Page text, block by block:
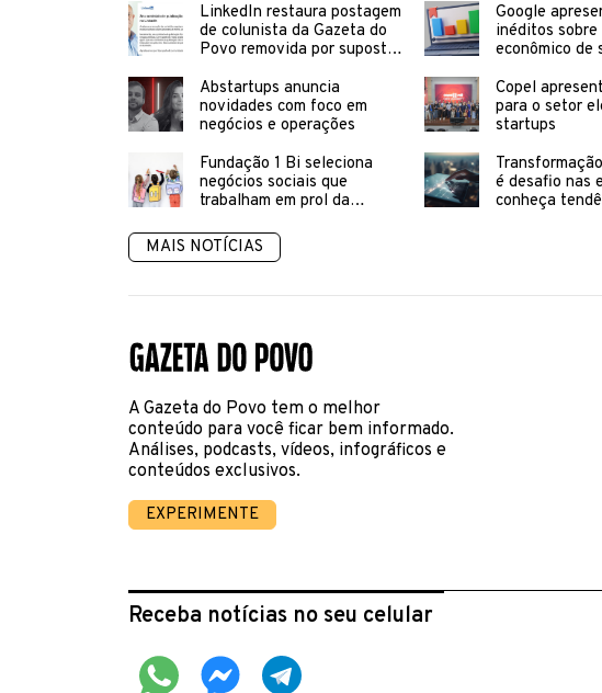
LinkedIn restaura postagem
de colunista da Gazeta do
Povo removida por suposta
Google
inéditos sobre
econômico de
do Brasil
Abstartups anuncia
novidades com foco em
negócios e operações
Copel
para o setor
startups
Fundação 1 Bi seleciona
negócios sociais que
trabalham em prol da
é desafio nas
conheça
MAIS NOTÍCIAS
A Gazeta do Povo tem o melhor
conteúdo para você ficar bem informado.
Análises, podcasts, vídeos, infográficos e
conteúdos exclusivos.
EXPERIMENTE
Receba notícias no seu celular